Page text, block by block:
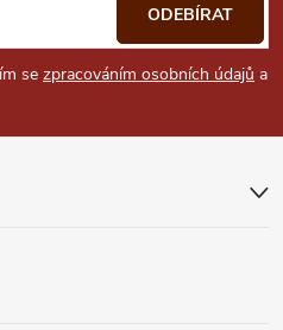
se zpracováním osobních údajů a
ODEBÍRAT